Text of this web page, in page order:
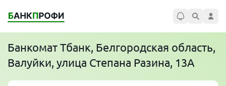
Банкомат Тбанк, Белгородская область,
Валуйки, улица Степана Разина, 13А